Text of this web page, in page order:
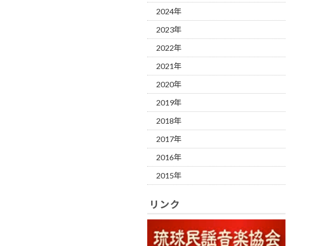
2024年
2023年
2022年
2021年
2020年
2019年
2018年
2017年
2016年
2015年
リンク